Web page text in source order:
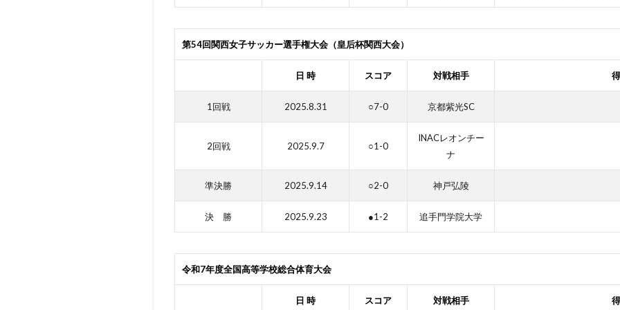
第54回関西女子サッカー選手権大会（皇后杯関西大会）
日 時 スコア 対戦相手
1回戦 2025.8.31 ○7-0 京都紫光SC
2回戦 2025.9.7 ○1-0
INACレオンチー
ナ
準決勝 2025.9.14 ○2-0 神戸弘陵
決 勝 2025.9.23 ●1-2 追手門学院大学
令和7年度全国高等学校総合体育大会
日 時 スコア 対戦相手